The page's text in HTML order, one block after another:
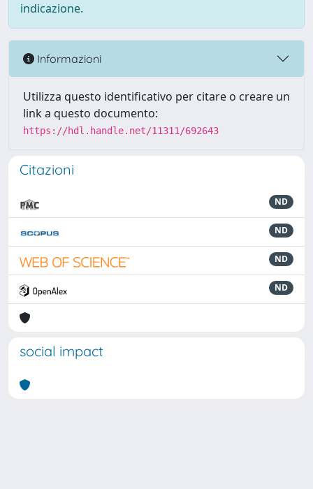
indicazione.
Informazioni
Utilizza questo identificativo per citare o creare un
link a questo documento:
https://hdl.handle.net/11311/692643
Citazioni
ND
ND
ND
ND
social impact